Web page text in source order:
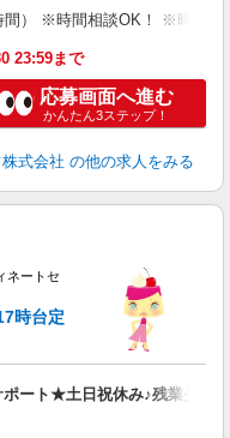
間） ※時間相談OK！ ※時短で
23:59まで
応募画面へ進む
かんたん3ステップ！
式会社 の他の求人をみる
ネートセ
時台定
ート★土日祝休み♪残業少な